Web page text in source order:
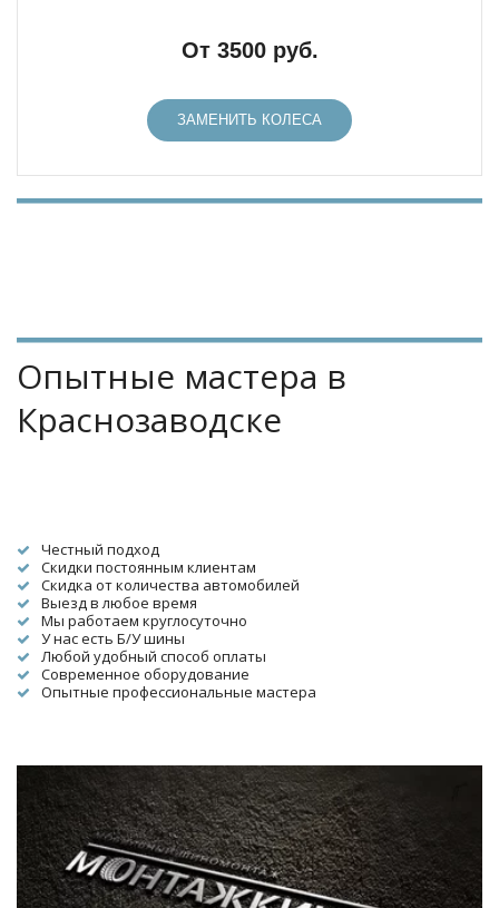
От 3500 руб.
ЗАМЕНИТЬ КОЛЕСА
Опытные мастера в
Краснозаводске
Честный подход
Скидки постоянным клиентам
Скидка от количества автомобилей
Выезд в любое время
Мы работаем круглосуточно
У нас есть Б/У шины
Любой удобный способ оплаты
Современное оборудование
Опытные профессиональные мастера